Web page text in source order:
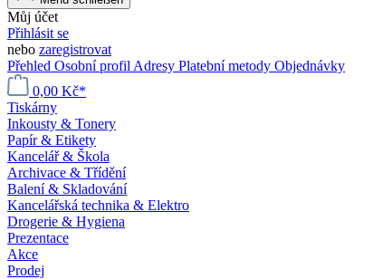
Můj účet
Přihlásit se
nebo zaregistrovat
Přehled Osobní profil Adresy Platební metody Objednávky
0,00 Kč*
Tiskárny
Inkousty & Tonery
Papír & Etikety
Kancelář & Škola
Archivace & Třídění
Balení & Skladování
Kancelářská technika & Elektro
Drogerie & Hygiena
Prezentace
Akce
Prodej